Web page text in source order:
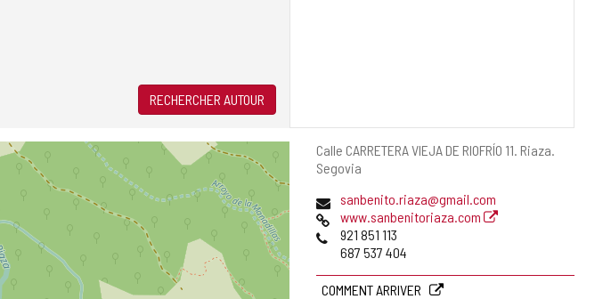
Adresse
postale
Calle CARRETERA VIEJA DE RIOFRÍO 11. Riaza.
Segovia
Adresse
de
courrier
électronique
sanbenito.riaza@gmail.com
Page
Web
www.sanbenitoriaza.com
Téléphones
921 851 113
687 537 404
COMMENT ARRIVER
RECHERCHER AUTOUR